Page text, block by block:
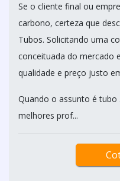
Se o cliente final ou
carbono, certeza que
Tubos. Solicitando uma
conceituada do mercado
qualidade e preço justo
Quando o assunto é
melhores prof...